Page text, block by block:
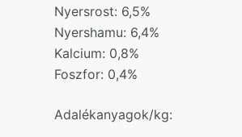
Nyersrost: 6,5%
Nyershamu: 6,4%
Kalcium: 0,8%
Foszfor: 0,4%
Adalékanyagok/kg: